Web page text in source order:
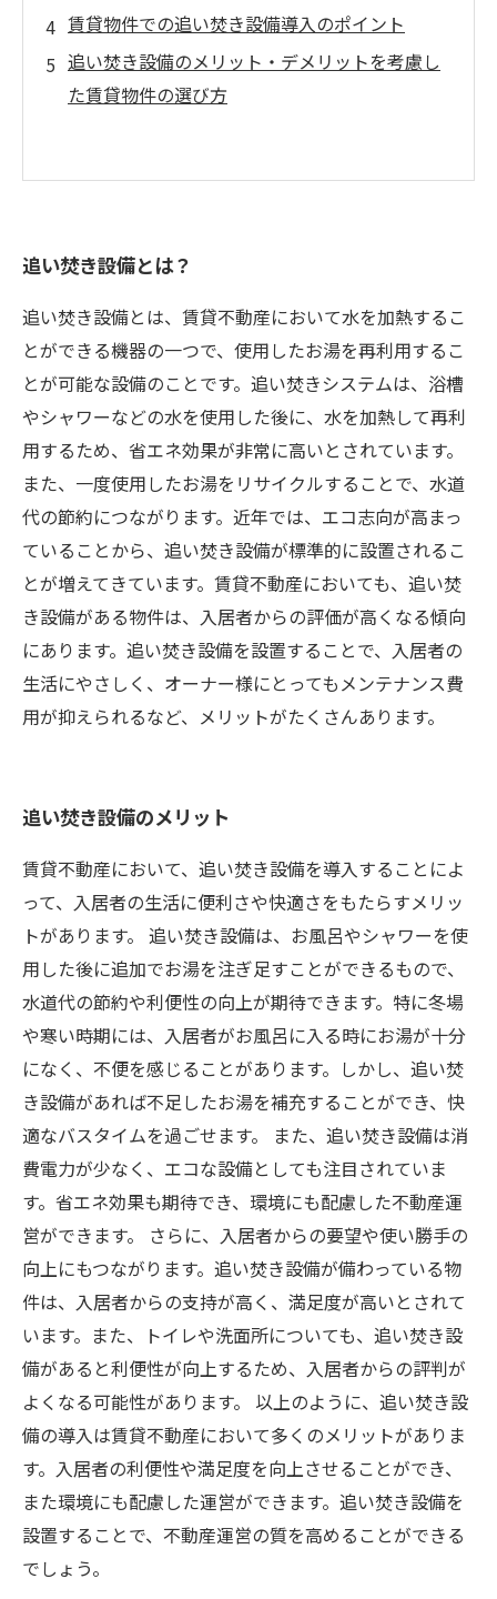
賃貸物件での追い焚き設備導入のポイント
追い焚き設備のメリット・デメリットを考慮し
た賃貸物件の選び方
追い焚き設備とは？
追い焚き設備とは、賃貸不動産において水を加熱するこ
とができる機器の一つで、使用したお湯を再利用するこ
とが可能な設備のことです。追い焚きシステムは、浴槽
やシャワーなどの水を使用した後に、水を加熱して再利
用するため、省エネ効果が非常に高いとされています。
また、一度使用したお湯をリサイクルすることで、水道
代の節約につながります。近年では、エコ志向が高まっ
ていることから、追い焚き設備が標準的に設置されるこ
とが増えてきています。賃貸不動産においても、追い焚
き設備がある物件は、入居者からの評価が高くなる傾向
にあります。追い焚き設備を設置することで、入居者の
生活にやさしく、オーナー様にとってもメンテナンス費
用が抑えられるなど、メリットがたくさんあります。
追い焚き設備のメリット
賃貸不動産において、追い焚き設備を導入することによ
って、入居者の生活に便利さや快適さをもたらすメリッ
トがあります。 追い焚き設備は、お風呂やシャワーを使
用した後に追加でお湯を注ぎ足すことができるもので、
水道代の節約や利便性の向上が期待できます。特に冬場
や寒い時期には、入居者がお風呂に入る時にお湯が十分
になく、不便を感じることがあります。しかし、追い焚
き設備があれば不足したお湯を補充することができ、快
適なバスタイムを過ごせます。 また、追い焚き設備は消
費電力が少なく、エコな設備としても注目されていま
す。省エネ効果も期待でき、環境にも配慮した不動産運
営ができます。 さらに、入居者からの要望や使い勝手の
向上にもつながります。追い焚き設備が備わっている物
件は、入居者からの支持が高く、満足度が高いとされて
います。また、トイレや洗面所についても、追い焚き設
備があると利便性が向上するため、入居者からの評判が
よくなる可能性があります。 以上のように、追い焚き設
備の導入は賃貸不動産において多くのメリットがありま
す。入居者の利便性や満足度を向上させることができ、
また環境にも配慮した運営ができます。追い焚き設備を
設置することで、不動産運営の質を高めることができる
でしょう。